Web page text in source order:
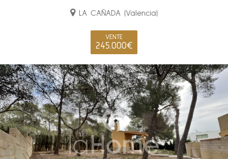
LA CAÑADA (Valencia)
VENTE
245.000€